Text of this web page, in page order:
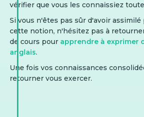
vérifier que vous les connaissiez
Si vous n'êtes pas sûr d'avoir
cette notion, n'hésitez pas à
de cours pour apprendre à exprimer
anglais.
Une fois vos connaissances
retourner vous exercer.